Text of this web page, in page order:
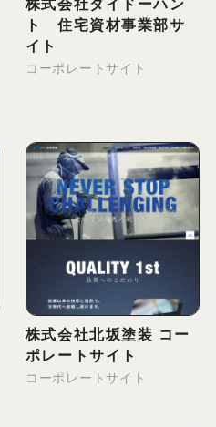
株式会社ダイドーハン
ト 住宅資材事業部サ
イト
コーポレートサイト
株式会社北坂塗装 コー
ポレートサイト
コーポレートサイト